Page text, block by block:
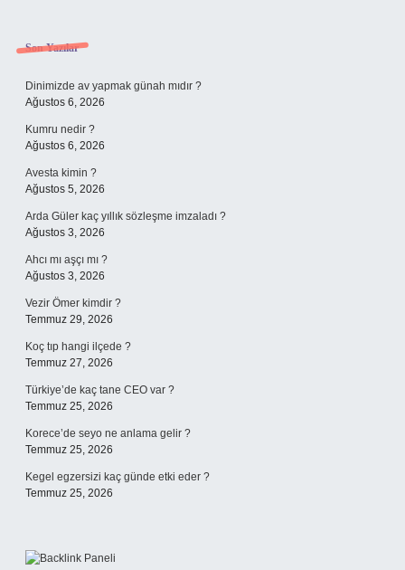
Sidebar
Son Yazılar
Dinimizde av yapmak günah mıdır ?
Ağustos 6, 2026
Kumru nedir ?
Ağustos 6, 2026
Avesta kimin ?
Ağustos 5, 2026
Arda Güler kaç yıllık sözleşme imzaladı ?
Ağustos 3, 2026
Ahcı mı aşçı mı ?
Ağustos 3, 2026
Vezir Ömer kimdir ?
Temmuz 29, 2026
Koç tıp hangi ilçede ?
Temmuz 27, 2026
Türkiye’de kaç tane CEO var ?
Temmuz 25, 2026
Korece’de seyo ne anlama gelir ?
Temmuz 25, 2026
Kegel egzersizi kaç günde etki eder ?
Temmuz 25, 2026